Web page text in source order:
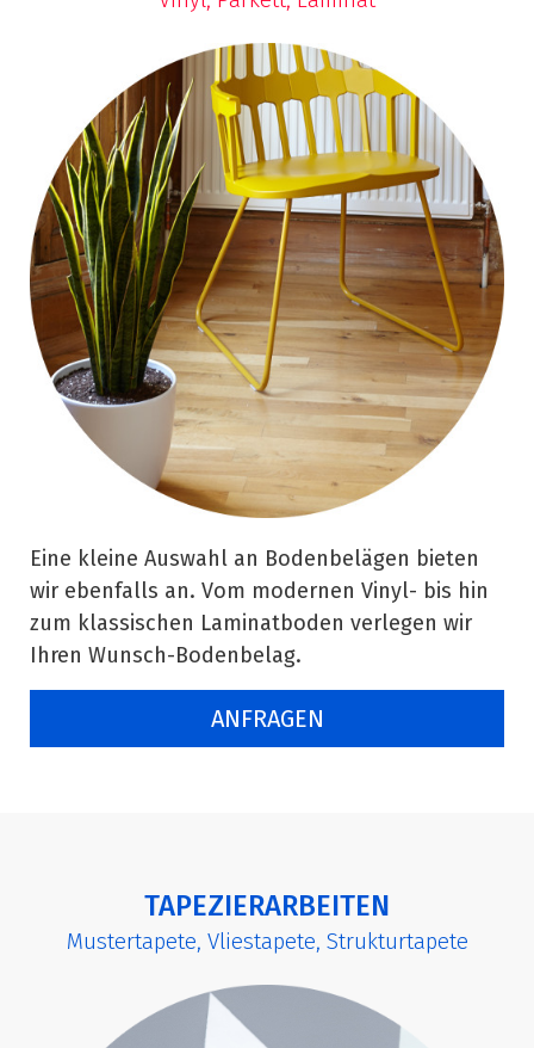
Eine kleine Auswahl an Bodenbelägen bieten
wir ebenfalls an. Vom modernen Vinyl- bis hin
zum klassischen Laminatboden verlegen wir
Ihren Wunsch-Bodenbelag.
ANFRAGEN
TAPEZIERARBEITEN
Mustertapete, Vliestapete, Strukturtapete